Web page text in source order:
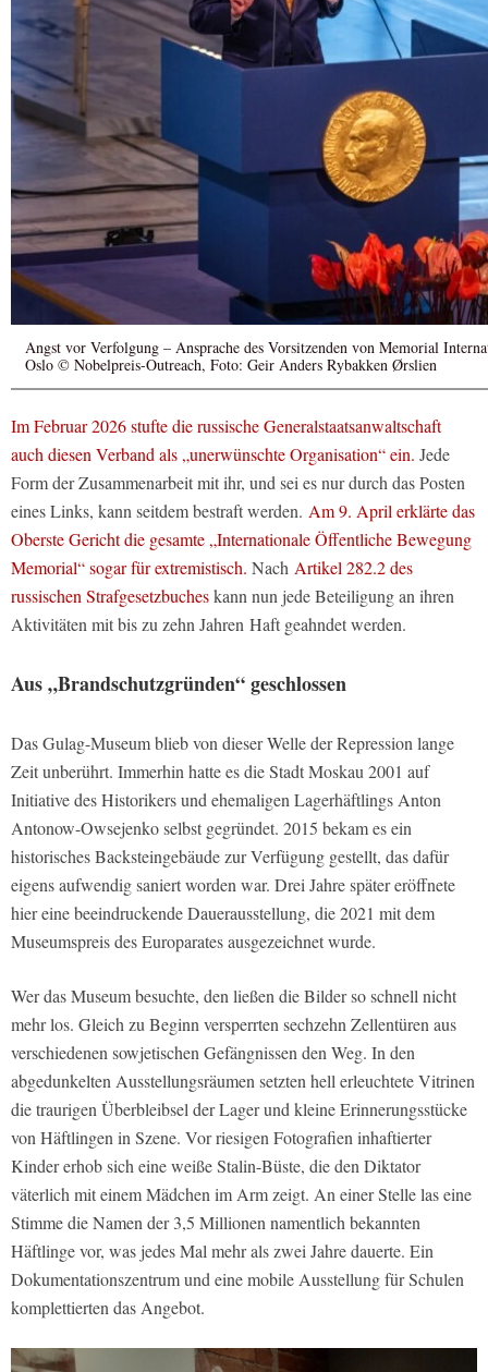
Angst vor Verfolgung – Ansprache des Vorsitzenden von Memorial
Oslo © Nobelpreis-Outreach, Foto: Geir Anders Rybakken Ørslien
Im Februar 2026 stufte die russische Generalstaatsanwaltschaft
auch diesen Verband als „unerwünschte Organisation“ ein. Jede
Form der Zusammenarbeit mit ihr, und sei es nur durch das Posten
eines Links, kann seitdem bestraft werden. Am 9. April erklärte das
Oberste Gericht die gesamte „Internationale Öffentliche Bewegung
Memorial“ sogar für extremistisch. Nach Artikel 282.2 des
russischen Strafgesetzbucheskann nun jede Beteiligung an ihren
Aktivitäten mit bis zu zehn Jahren Haft geahndet werden.
Aus „Brandschutzgründen“ geschlossen
Das Gulag-Museum blieb von dieser Welle der Repression lange
Zeit unberührt. Immerhin hatte es die Stadt Moskau 2001 auf
Initiative des Historikers und ehemaligen Lagerhäftlings Anton
Antonow-Owsejenko selbst gegründet. 2015 bekam es ein
historisches Backsteingebäude zur Verfügung gestellt, das dafür
eigens aufwendig saniert worden war. Drei Jahre später eröffnete
hier eine beeindruckende Dauerausstellung, die 2021 mit dem
Museumspreis des Europarates ausgezeichnet wurde.
Wer das Museum besuchte, den ließen die Bilder so schnell nicht
mehr los. Gleich zu Beginn versperrten sechzehn Zellentüren aus
verschiedenen sowjetischen Gefängnissen den Weg. In den
abgedunkelten Ausstellungsräumen setzten hell erleuchtete Vitrinen
die traurigen Überbleibsel der Lager und kleine Erinnerungsstücke
von Häftlingen in Szene. Vor riesigen Fotografien inhaftierter
Kinder erhob sich eine weiße Stalin-Büste, die den Diktator
väterlich mit einem Mädchen im Arm zeigt. An einer Stelle las eine
Stimme die Namen der 3,5 Millionen namentlich bekannten
Häftlinge vor, was jedes Mal mehr als zwei Jahre dauerte. Ein
Dokumentationszentrum und eine mobile Ausstellung für Schulen
komplettierten das Angebot.